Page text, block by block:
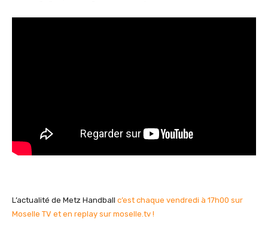
L’actualité de Metz Handball c’est chaque vendredi à 17h00 sur
Moselle TV et en replay sur moselle.tv !